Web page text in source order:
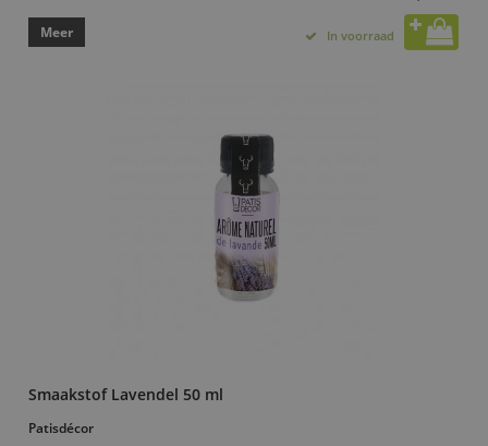
Meer In voorraad
Smaakstof Lavendel 50 ml
Patisdécor